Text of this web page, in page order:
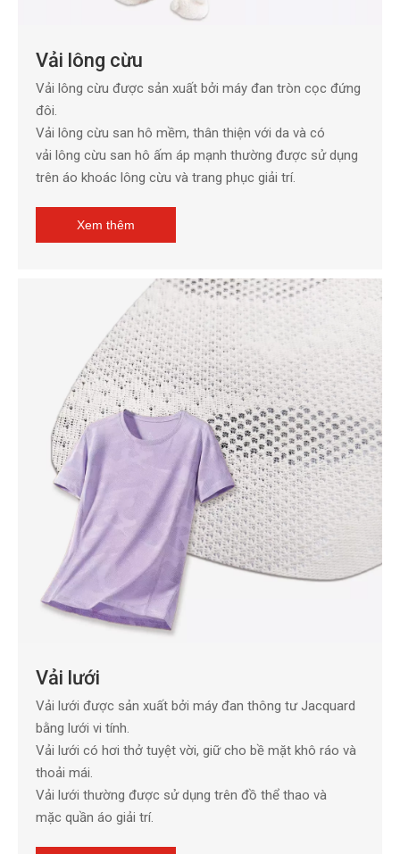
Vải lông cừu
Vải lông cừu được sản xuất bởi máy đan tròn cọc đứng
đôi.
Vải lông cừu san hô mềm, thân thiện với da và có
vải lông cừu san hô ấm áp mạnh thường được sử dụng
trên áo khoác lông cừu và trang phục giải trí.
Xem thêm
Vải lưới
Vải lưới được sản xuất bởi máy đan thông tư Jacquard
bằng lưới vi tính.
Vải lưới có hơi thở tuyệt vời, giữ cho bề mặt khô ráo và
thoải mái.
Vải lưới thường được sử dụng trên đồ thể thao và
mặc quần áo giải trí.